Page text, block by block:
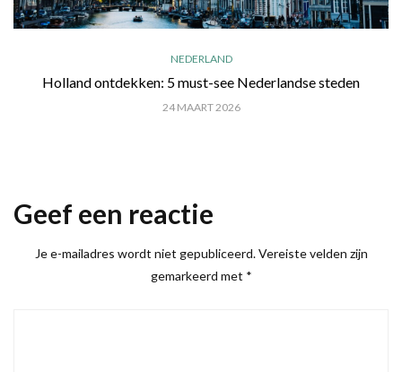
NEDERLAND
Holland ontdekken: 5 must-see Nederlandse steden
24 MAART 2026
Geef een reactie
Je e-mailadres wordt niet gepubliceerd. Vereiste velden zijn
gemarkeerd met *